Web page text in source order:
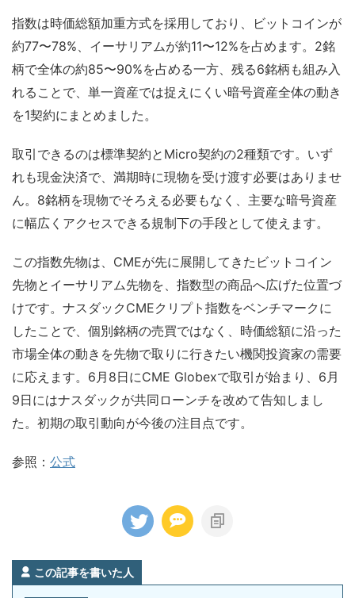
指数は時価総額加重方式を採用しており、ビットコインが
約77〜78%、イーサリアムが約11〜12%を占めます。2銘
柄で全体の約85〜90%を占める一方、残る6銘柄も組み入
れることで、単一資産では捉えにくい暗号資産全体の動き
を1契約にまとめました。
取引できるのは標準契約とMicro契約の2種類です。いず
れも現金決済で、満期時に現物を受け渡す必要はありませ
ん。8銘柄を現物でそろえる必要もなく、主要な暗号資産
に幅広くアクセスできる規制下の手段として使えます。
この指数先物は、CMEが先に展開してきたビットコイン
先物とイーサリアム先物を、指数型の商品へ広げた位置づ
けです。ナスダックCMEクリプト指数をベンチマークに
したことで、個別銘柄の売買ではなく、時価総額に沿った
市場全体の動きを先物で取りに行きたい機関投資家の需要
に応えます。6月8日にCME Globexで取引が始まり、6月
9日にはナスダックが共同ローンチを改めて告知しまし
た。初期の取引動向が今後の注目点です。
参照： 公式
この記事を書いた人